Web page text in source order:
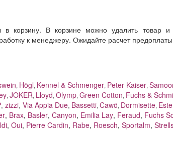
в корзину. В корзине можно удалить товар и
к менеджеру. Ожидайте расчет
, Högl, Kennel & Schmenger, Peter Kaiser,
, JOKER, Lloyd, Olymp, Green Cotton, Fuchs &
, zizzi, Via Appia Due, Bassetti, Cawö, Dormisette,
, Brax, Basler, Canyon, Emilia Lay, Feraud, Fuchs
, Oui, Pierre Cardin, Rabe, Roesch, Sportalm,